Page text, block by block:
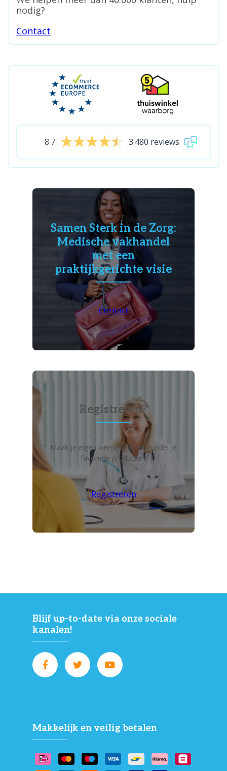
nodig?
Contact
8.7 3.480 reviews
Samen Sterk in de Zorg:
Medische vakhandel
met een
praktijkgerichte visie
Contact
Registreren?
Maak je eigen wensenlijst en bundel je
favoriete producten!
Registreren
Blijf up-to-date via onze sociale
kanalen!
Makkelijk en veilig betalen